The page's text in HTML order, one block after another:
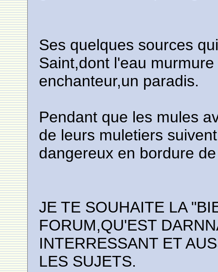
Ses quelques sources
Saint,dont l'eau
enchanteur,un paradis.
Pendant que les mules
de leurs muletiers
dangereux en bordure
JE TE SOUHAITE LA
FORUM,QU'EST
INTERRESSANT ET
LES SUJETS.